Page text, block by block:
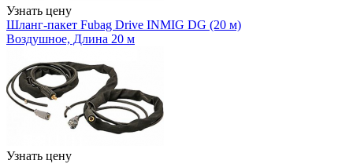
Узнать цену
Шланг-пакет Fubag Drive INMIG DG (20 м)
Воздушное, Длина 20 м
Узнать цену